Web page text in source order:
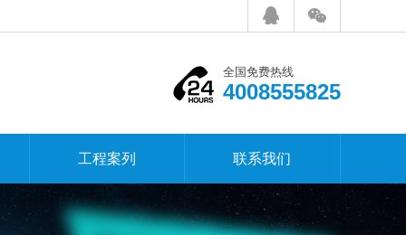
全国免费热线
4008555825
工程案列 联系我们